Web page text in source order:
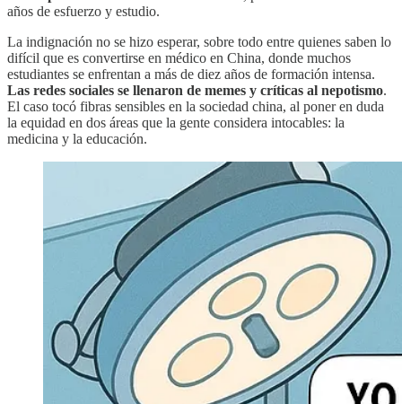
años de esfuerzo y estudio.
La indignación no se hizo esperar, sobre todo entre quienes saben lo
difícil que es convertirse en médico en China, donde muchos
estudiantes se enfrentan a más de diez años de formación intensa.
Las redes sociales se llenaron de memes y críticas al nepotismo.
El caso tocó fibras sensibles en la sociedad china, al poner en duda
la equidad en dos áreas que la gente considera intocables: la
medicina y la educación.